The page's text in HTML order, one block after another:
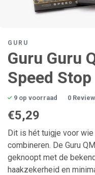
GURU
Guru Guru
Speed Stop
9 op voorraad 0
€5,29
Dit is hét tuigje voor
combineren. De Guru
geknoopt met de
haakzekerheid en